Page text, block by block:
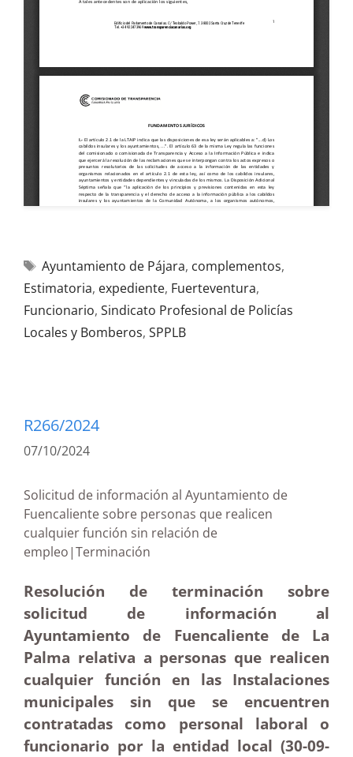
Ayuntamiento de Pájara, complementos,
Estimatoria, expediente, Fuerteventura,
Funcionario, Sindicato Profesional de Policías
Locales y Bomberos, SPPLB
R266/2024
07/10/2024
Solicitud de información al Ayuntamiento de
Fuencaliente sobre personas que realicen
cualquier función sin relación de
empleo|Terminación
Resolución de terminación sobre
solicitud de información al
Ayuntamiento de Fuencaliente de La
Palma relativa a personas que realicen
cualquier función en las Instalaciones
municipales sin que se encuentren
contratadas como personal laboral o
funcionario por la entidad local (30-09-